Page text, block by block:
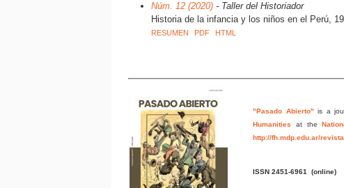
Núm. 12 (2020)- Taller del Historiador
Historia de la infancia y los niños en el Perú,
RESUMEN PDF HTML
"Pasado Abierto" is a
Humanities at the
http://fh.mdp.edu.ar/
ISSN 2451-6961(online)